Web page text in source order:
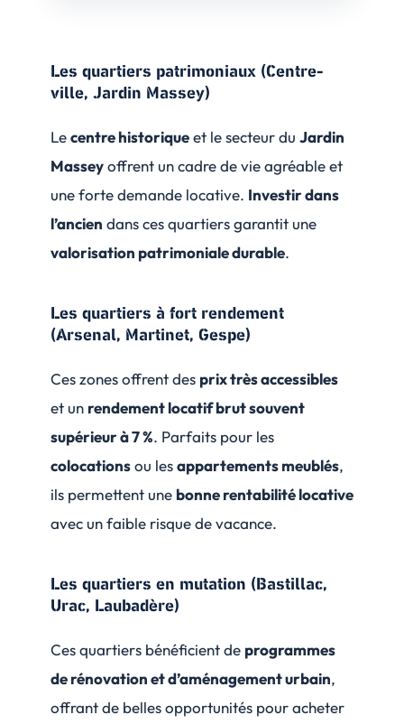
Les quartiers patrimoniaux (Centre-
ville, Jardin Massey)
Lecentre historiqueet le secteur du Jardin
Masseyoffrent un cadre de vie agréable et
une forte demande locative. Investir dans
l’ancien dans ces quartiers garantit une
valorisation patrimoniale durable.
Les quartiers à fort rendement
(Arsenal, Martinet, Gespe)
Ces zones offrent des prix très accessibles
et un rendement locatif brut souvent
supérieur à 7 %. Parfaits pour les
colocationsou lesappartements meublés,
ils permettent une bonne rentabilité locative
avec un faible risque de vacance.
Les quartiers en mutation (Bastillac,
Urac, Laubadère)
Ces quartiers bénéficient de programmes
de rénovation et d’aménagement urbain,
offrant de belles opportunités pour acheter